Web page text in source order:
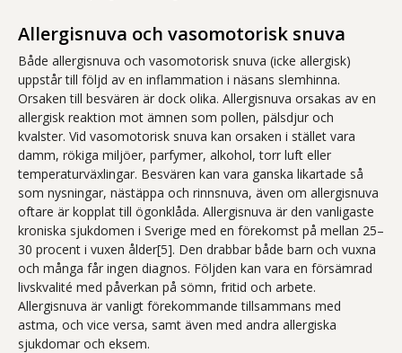
Allergisnuva och vasomotorisk snuva
Både allergisnuva och vasomotorisk snuva (icke allergisk)
uppstår till följd av en inflammation i näsans slemhinna.
Orsaken till besvären är dock olika. Allergisnuva orsakas av en
allergisk reaktion mot ämnen som pollen, pälsdjur och
kvalster. Vid vasomotorisk snuva kan orsaken i stället vara
damm, rökiga miljöer, parfymer, alkohol, torr luft eller
temperaturväxlingar. Besvären kan vara ganska likartade så
som nysningar, nästäppa och rinnsnuva, även om allergisnuva
oftare är kopplat till ögonklåda. Allergisnuva är den vanligaste
kroniska sjukdomen i Sverige med en förekomst på mellan 25–
30 procent i vuxen ålder[5]. Den drabbar både barn och vuxna
och många får ingen diagnos. Följden kan vara en försämrad
livskvalité med påverkan på sömn, fritid och arbete.
Allergisnuva är vanligt förekommande tillsammans med
astma, och vice versa, samt även med andra allergiska
sjukdomar och eksem.